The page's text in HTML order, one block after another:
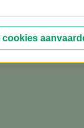
cookies